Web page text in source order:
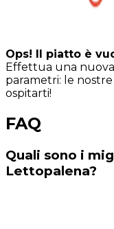
Ops! Il piatto è
Effettua una
parametri: le nostre
ospitarti!
FAQ
Quali sono i
Lettopalena?